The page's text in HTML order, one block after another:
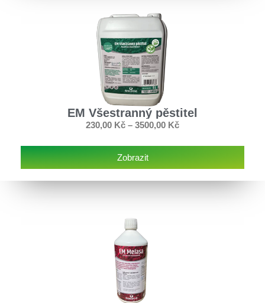
EM Všestranný pěstitel
230,00 Kč – 3500,00 Kč
Zobrazit